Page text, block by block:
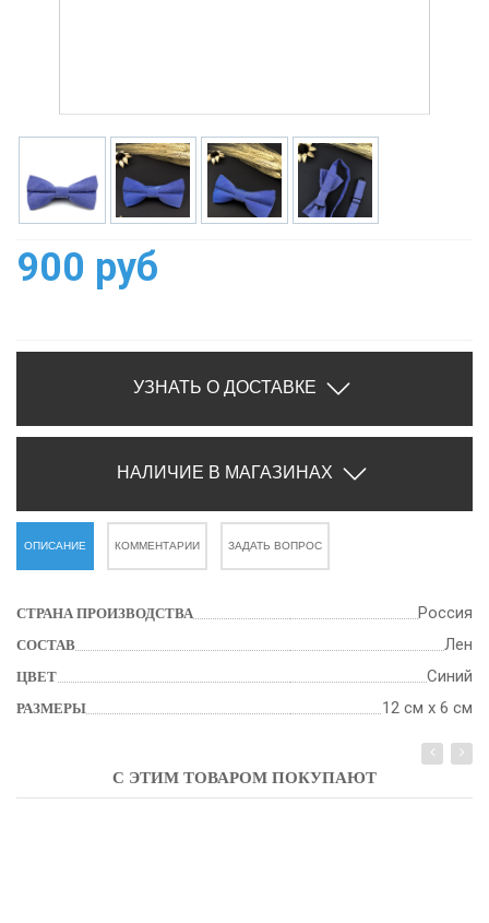
900 руб
УЗНАТЬ О ДОСТАВКЕ
НАЛИЧИЕ В МАГАЗИНАХ
ОПИСАНИЕ КОММЕНТАРИИ ЗАДАТЬ ВОПРОС
СТРАНА ПРОИЗВОДСТВА Россия
СОСТАВ Лен
ЦВЕТ Синий
РАЗМЕРЫ 12 см х 6 см
С ЭТИМ ТОВАРОМ ПОКУПАЮТ